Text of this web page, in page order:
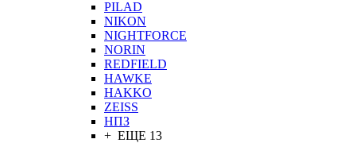
PILAD
NIKON
NIGHTFORCE
NORIN
REDFIELD
HAWKE
HAKKO
ZEISS
НПЗ
+ ЕЩЕ 13